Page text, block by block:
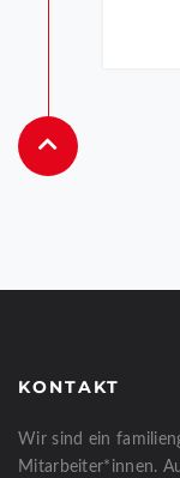
KONTAKT
Wir sind ein
Mitarbeiter*innen.